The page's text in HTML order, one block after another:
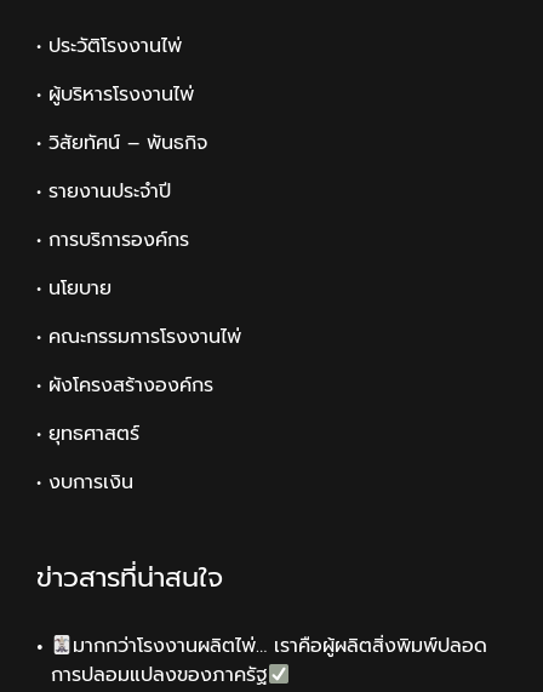
• ประวัติโรงงานไพ่
• ผู้บริหารโรงงานไพ่
• วิสัยทัศน์ – พันธกิจ
• รายงานประจำปี
• การบริการองค์กร
• นโยบาย
• คณะกรรมการโรงงานไพ่
• ผังโครงสร้างองค์กร
• ยุทธศาสตร์
• งบการเงิน
ข่าวสารที่น่าสนใจ
มากกว่าโรงงานผลิตไพ่… เราคือผู้ผลิตสิ่งพิมพ์ปลอด
การปลอมแปลงของภาครัฐ